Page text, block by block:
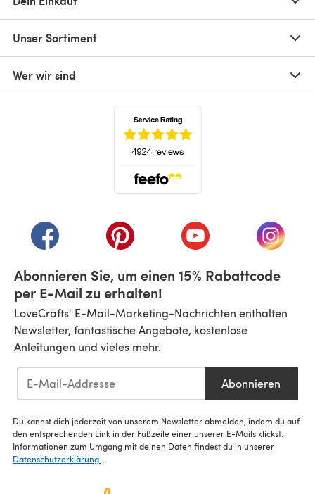
Unser Sortiment
Wer wir sind
(öffnet sich in einem neuen Tab)
(öffnet sich in einem neuen Tab)
(öffnet sich in einem
(öffnet
Abonnieren Sie, um einen 15% Rabattcode
per E-Mail zu erhalten!
LoveCrafts' E-Mail-Marketing-Nachrichten enthalten
Newsletter, fantastische Angebote, kostenlose
Anleitungen und vieles mehr.
Abonnieren
Du kannst dich jederzeit von unserem Newsletter abmelden, indem du auf
den entsprechenden Link in der Fußzeile einer unserer E-Mails klickst.
Informationen zum Umgang mit deinen Daten findest du in unserer
Datenschutzerklärung